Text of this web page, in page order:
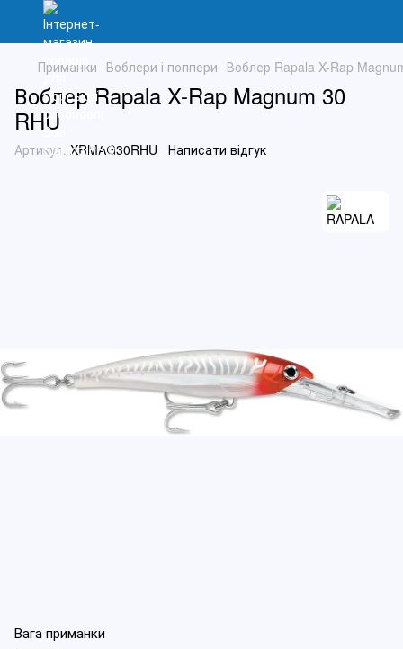
Приманки Воблери і поппери Воблер Rapala X-Rap
Воблер Rapala X-Rap Magnum 30
RHU
Артикул: XRMAG30RHU Написати відгук
Вага приманки